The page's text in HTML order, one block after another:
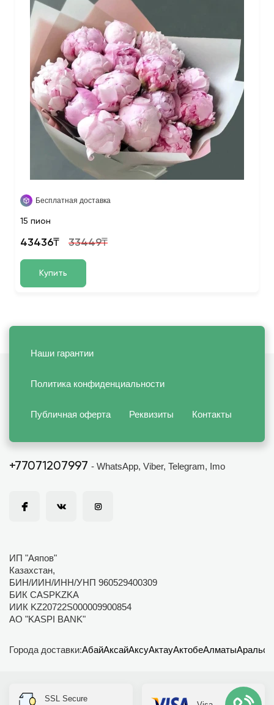
Бесплатная доставка
15 пион
43436₸ 33449₸
Купить
Наши гарантии
Политика конфиденциальности
Публичная оферта Реквизиты Контакты
+77071207997 - WhatsApp, Viber, Telegram, Imo
ИП "Аяпов"
Казахстан,
БИН/ИИН/ИНН/УНП 960529400309
БИК CASPKZKA
ИИК KZ20722S000009900854
АО "KASPI BANK"
Города доставки:АбайАксайАксуАктауАктобеАлматыАральск
SSL Secure